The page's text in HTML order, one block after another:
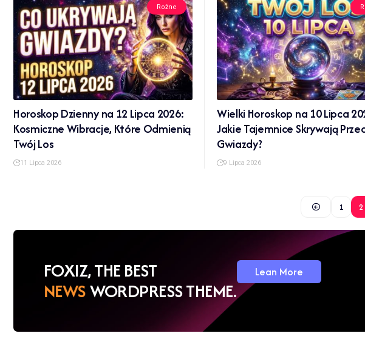
Rożne
Horoskop Dzienny na 12 Lipca 2026:
Kosmiczne Wibracje, Które Odmienią
Twój Los
11 Lipca 2026
Wielki Horoskop na 10 Lipca
Jakie Tajemnice Skrywają
Gwiazdy?
9 Lipca 2026
1 2
FOXIZ, THE BEST
NEWSWORDPRESS THEME.
Lean More